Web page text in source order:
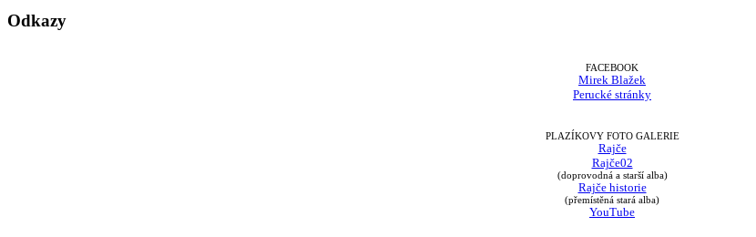
Odkazy
FACEBOOK
Mirek Blažek
Perucké stránky
PLAZÍKOVY FOTO GALERIE
Rajče
Rajče02
(doprovodná a starší alba)
Rajče historie
(přemístěná stará alba)
YouTube